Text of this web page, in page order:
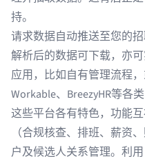
持。
请求数据自动推送至您的
解析后的数据可下载，亦
应用，比如自有管理流程
Workable、 BreezyHR等各类
这些平台各有特色，功能
（合规核查、排班、薪资
户及候选人关系管理。利